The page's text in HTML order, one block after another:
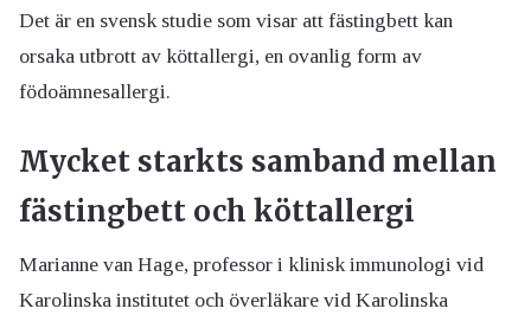
Det är en svensk studie som visar att fästingbett kan
orsaka utbrott av köttallergi, en ovanlig form av
födoämnesallergi.
Mycket starkts samband mellan
fästingbett och köttallergi
Marianne van Hage, professor i klinisk immunologi vid
Karolinska institutet och överläkare vid Karolinska